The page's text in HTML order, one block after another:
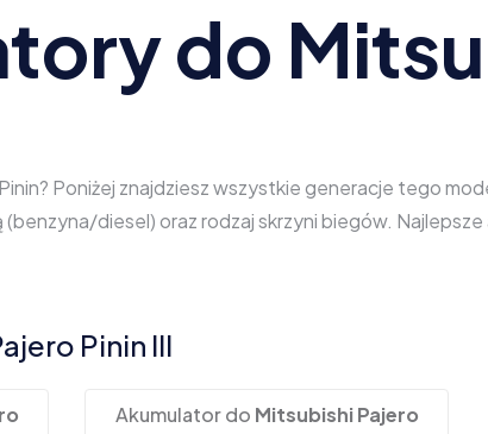
do
Poniżej znajdziesz wszystkie generacje tego
diesel) oraz rodzaj skrzyni biegów.
Pinin III
Akumulator do Mitsubishi Pajero